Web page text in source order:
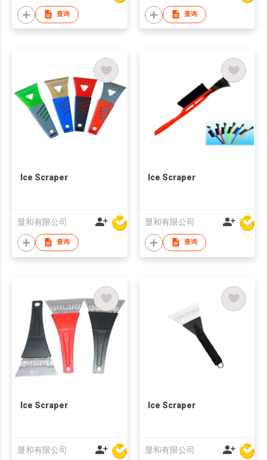
查询 查询
Ice Scraper
显和有限公司
查询
Ice Scraper
显和有限公司
查询
Ice Scraper
显和有限公司
Ice Scraper
显和有限公司